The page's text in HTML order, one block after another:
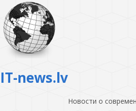
IT-news.lv
Новости о